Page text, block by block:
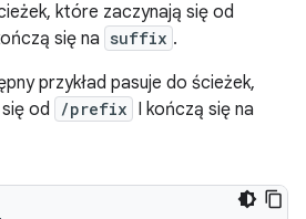
które zaczynają się od
się na suffix .
przykład pasuje do ścieżek,
od
/prefix I kończą się na